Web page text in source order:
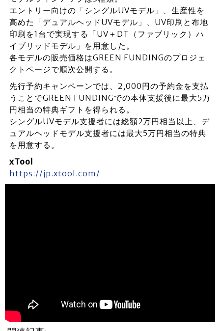
エントリー向けの「シングルUVモデル」、生産性を
高めた「デュアルヘッドUVモデル」、UV印刷と布地
印刷を1台で実現する「UV＋DT（ファブリック）ハ
イブリッドモデル」を用意した。
各モデルの販売価格はGREEN FUNDINGのプロジェ
クトページで順次公開する。
先行予約キャンペーンでは、2,000円の予約金を支払
うことでGREEN FUNDINGでの本体支援後に最大5万
円相当の特典ギフトを得られる。
シングルUVモデル支援者には総額2万円相当以上、デ
ュアルヘッドモデル支援者には最大5万円相当の特典
を用意する。
xTool
https://jp.xtool.com/